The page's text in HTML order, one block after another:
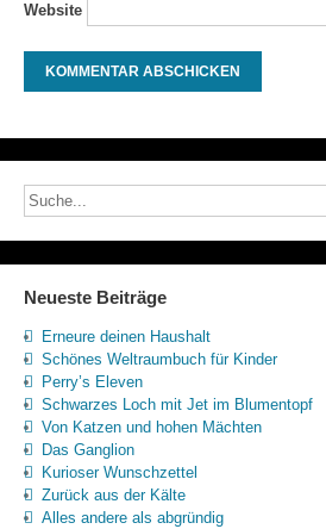
Website
Neueste Beiträge
Erneure deinen Haushalt
Schönes Weltraumbuch für Kinder
Perry’s Eleven
Schwarzes Loch mit Jet im Blumentopf
Von Katzen und hohen Mächten
Das Ganglion
Kurioser Wunschzettel
Zurück aus der Kälte
Alles andere als abgründig